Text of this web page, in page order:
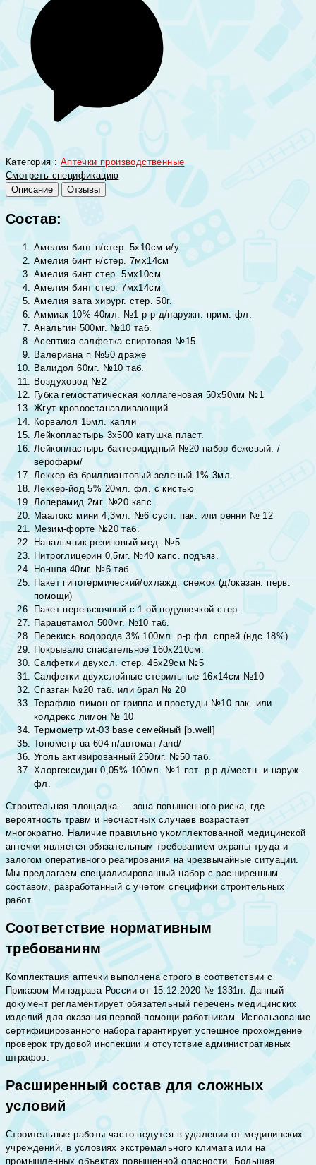
Категория : Аптечки производственные
Смотреть спецификацию
Описание
Отзывы
Состав:
Амелия бинт н/стер. 5х10см и/у
Амелия бинт н/стер. 7мх14см
Амелия бинт стер. 5мх10см
Амелия бинт стер. 7мх14см
Амелия вата хирург. стер. 50г.
Аммиак 10% 40мл. №1 р-р д/наружн. прим. фл.
Анальгин 500мг. №10 таб.
Асептика салфетка спиртовая №15
Валериана п №50 драже
Валидол 60мг. №10 таб.
Воздуховод №2
Губка гемостатическая коллагеновая 50х50мм №1
Жгут кровоостанавливающий
Корвалол 15мл. капли
Лейкопластырь 3х500 катушка пласт.
Лейкопластырь бактерицидный №20 набор бежевый. /
верофарм/
Леккер-бз бриллиантовый зеленый 1% 3мл.
Леккер-йод 5% 20мл. фл. с кистью
Лоперамид 2мг. №20 капс.
Маалокс мини 4,3мл. №6 сусп. пак. или ренни № 12
Мезим-форте №20 таб.
Напальчник резиновый мед. №5
Нитроглицерин 0,5мг. №40 капс. подъяз.
Но-шпа 40мг. №6 таб.
Пакет гипотермический/охлажд. снежок (д/оказан. перв.
помощи)
Пакет перевязочный с 1-ой подушечкой стер.
Парацетамол 500мг. №10 таб.
Перекись водорода 3% 100мл. р-р фл. спрей (ндс 18%)
Покрывало спасательное 160х210см.
Салфетки двухсл. стер. 45х29см №5
Салфетки двухслойные стерильные 16х14см №10
Спазган №20 таб. или брал № 20
Терафлю лимон от гриппа и простуды №10 пак. или
колдрекс лимон № 10
Термометр wt-03 base семейный [b.well]
Тонометр ua-604 п/автомат /and/
Уголь активированный 250мг. №50 таб.
Хлоргексидин 0,05% 100мл. №1 пэт. р-р д/местн. и наруж.
фл.
Строительная площадка — зона повышенного риска, где
вероятность травм и несчастных случаев возрастает
многократно. Наличие правильно укомплектованной медицинской
аптечки является обязательным требованием охраны труда и
залогом оперативного реагирования на чрезвычайные ситуации.
Мы предлагаем специализированный набор с расширенным
составом, разработанный с учетом специфики строительных
работ.
Соответствие нормативным
требованиям
Комплектация аптечки выполнена строго в соответствии с
Приказом Минздрава России от 15.12.2020 № 1331н. Данный
документ регламентирует обязательный перечень медицинских
изделий для оказания первой помощи работникам. Использование
сертифицированного набора гарантирует успешное прохождение
проверок трудовой инспекции и отсутствие административных
штрафов.
Расширенный состав для сложных
условий
Строительные работы часто ведутся в удалении от медицинских
учреждений, в условиях экстремального климата или на
промышленных объектах повышенной опасности. Большая